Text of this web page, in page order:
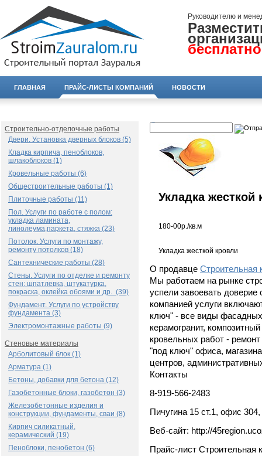
Руководителю и
бесплатно
ГЛАВНАЯ ПРАЙС-ЛИСТЫ КОМПАНИЙ НОВОСТИ
Строительно-отделочные работы
Двери. Установка дверных блоков (5)
Кладка кирпича, пеноблоков,
шлакоблоков (1)
Кровельные работы (6)
Общестроительные работы (1)
Плиточные работы (11)
Пол. Услуги по работе с полом:
укладка ламината,
линолеума,паркета, стяжка (23)
Потолок. Услуги по монтажу,
ремонту потолков (18)
Сантехнические работы (28)
Стены. Услуги по отделке и ремонту
стен: шпатлевка, штукатурка,
покраска, оклейка обоями и др. (39)
Фундамент. Услуги по устройству
фундамента (3)
Электромонтажные работы (9)
Стеновые материалы
Арболитовый блок (1)
Арматура (1)
Бетоны, добавки для бетона (12)
Газобетонные блоки, газобетон (3)
Железобетонные изделия и
конструкции, фундаменты, сваи (8)
Кирпич силикатный,
керамический (19)
Пеноблоки, пенобетон (6)
Укладка жесткой
180-00р./кв.м
Укладка жесткой кровли
О продавце
Мы работаем на рынке
успели завоевать
компанией услуги
ключ" - все виды
керамогранит,
кровельных работ -
"под ключ" офиса,
центров,
Контакты
8-919-566-2483
Пичугина 15 ст.1, офис
Веб-сайт: http://
Прайс-лист